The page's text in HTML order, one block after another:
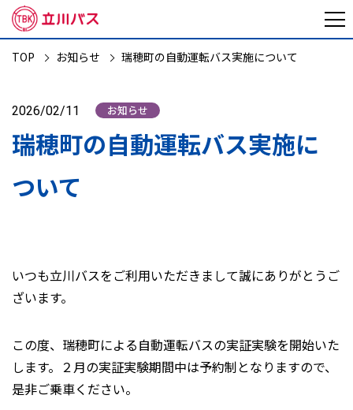
TOP お知らせ 瑞穂町の自動運転バス実施について
2026/02/11 お知らせ
瑞穂町の自動運転バス実施に
ついて
いつも立川バスをご利用いただきまして誠にありがとうご
ざいます。
この度、瑞穂町による自動運転バスの実証実験を開始いた
します。２月の実証実験期間中は予約制となりますので、
是非ご乗車ください。